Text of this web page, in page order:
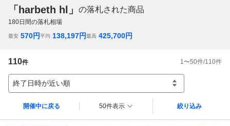
「harbeth hl」 の落札された商品
180日間の落札相場
最安 570円平均 138,197円最高 425,700円
110件 1 〜50件/110件
終了日時が近い順
開催中に戻る 50件表示 絞り込み